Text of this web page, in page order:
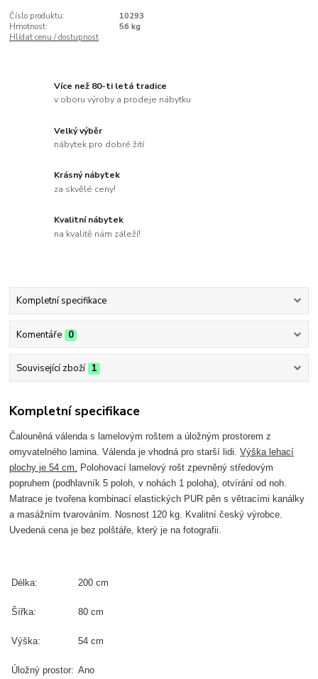
Číslo produktu:
10293
Hmotnost:
56 kg
Hlídat cenu / dostupnost
Více než 80-ti letá tradice
v oboru výroby a prodeje nábytku
Velký výběr
nábytek pro dobré žití
Krásný nábytek
za skvělé ceny!
Kvalitní nábytek
na kvalitě nám záleží!
Kompletní specifikace
Komentáře 0
Související zboží 1
Kompletní specifikace
Čalouněná válenda s lamelovým roštem a úložným prostorem z
omyvatelného lamina. Válenda je vhodná pro starší lidi.Výška lehací
plochy je 54 cm. Polohovací lamelový rošt zpevněný středovým
popruhem (podhlavník 5 poloh, v nohách 1 poloha), otvírání od noh.
Matrace je tvořena kombinací elastických PUR pěn s větracími kanálky
a masážním tvarováním. Nosnost 120 kg. Kvalitní český výrobce.
Uvedená cena je bez polštáře, který je na fotografii.
Délka: 200 cm
Šířka: 80 cm
Výška: 54 cm
Úložný prostor: Ano